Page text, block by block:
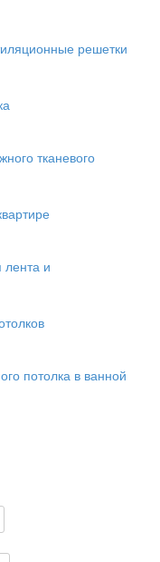
решетки
тканевого
лента и
потолка в ванной